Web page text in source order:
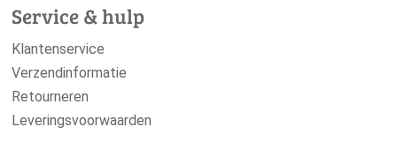
Service & hulp
Klantenservice
Verzendinformatie
Retourneren
Leveringsvoorwaarden